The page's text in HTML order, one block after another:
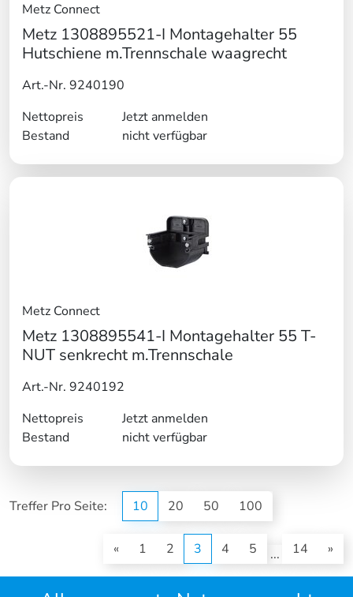
Metz Connect
Metz 1308895521-I Montagehalter 55
Hutschiene m.Trennschale waagrecht
Art.-Nr. 9240190
Nettopreis
Jetzt anmelden
Bestand
nicht verfügbar
Metz Connect
Metz 1308895541-I Montagehalter 55 T-
NUT senkrecht m.Trennschale
Art.-Nr. 9240192
Nettopreis
Jetzt anmelden
Bestand
nicht verfügbar
Treffer Pro Seite: 10 20 50 100
« 1 2 3 (current)
4 5 ... 14 »